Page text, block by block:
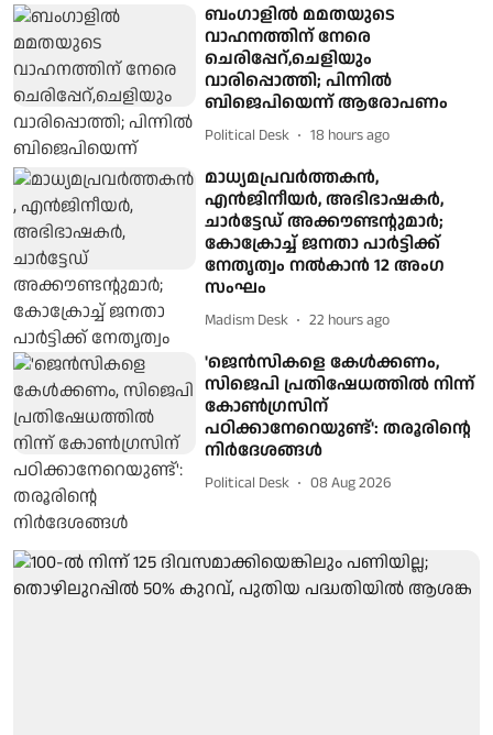
ബംഗാളിൽ മമതയുടെ
വാഹനത്തിന് നേരെ
ചെരിപ്പേറ്,ചെളിയും
വാരിപ്പൊത്തി; പിന്നിൽ
ബിജെപിയെന്ന് ആരോപണം
Political Desk 18 hours ago
മാധ്യമപ്രവര്‍ത്തകന്‍,
എന്‍ജിനീയര്‍, അഭിഭാഷകര്‍,
ചാര്‍ട്ടേഡ് അക്കൗണ്ടന്റുമാര്‍;
കോക്രോച്ച് ജനതാ പാര്‍ട്ടിക്ക്
നേതൃത്വം നല്‍കാന്‍ 12 അംഗ
സംഘം
Madism Desk 22 hours ago
'ജെൻസികളെ കേൾക്കണം,
സിജെപി പ്രതിഷേധത്തിൽ നിന്ന്
കോൺഗ്രസിന്
പഠിക്കാനേറെയുണ്ട്': തരൂരിന്റെ
നിർദേശങ്ങൾ
Political Desk 08 Aug 2026